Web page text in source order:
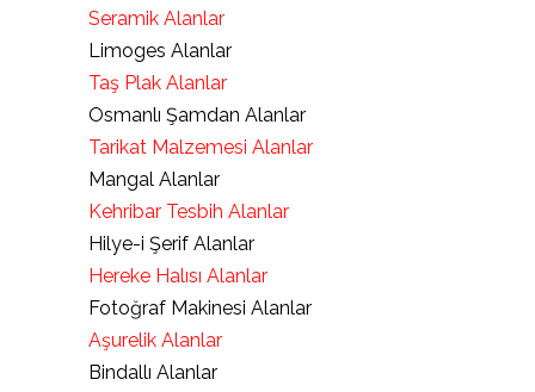
Seramik Alanlar
Limoges Alanlar
Taş Plak Alanlar
Osmanlı Şamdan Alanlar
Tarikat Malzemesi Alanlar
Mangal Alanlar
Kehribar Tesbih Alanlar
Hilye-i Şerif Alanlar
Hereke Halısı Alanlar
Fotoğraf Makinesi Alanlar
Aşurelik Alanlar
Bindallı Alanlar